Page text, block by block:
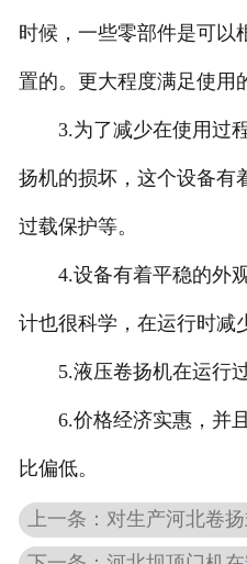
时候，一些零部件是可以
置的。更大程度满足使用
3.为了减少在使用过程
扬机的损坏，这个设备有
过载保护等。
4.设备有着平稳的外观
计也很科学，在运行时减
5.液压卷扬机在运行过
6.价格经济实惠，并且
比偏低。